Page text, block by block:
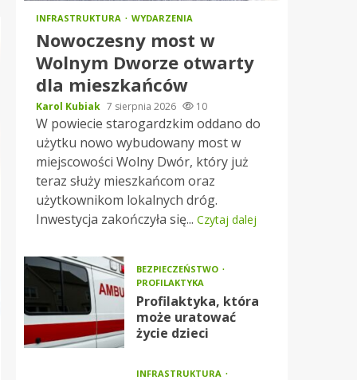
INFRASTRUKTURA WYDARZENIA
Nowoczesny most w
Wolnym Dworze otwarty
dla mieszkańców
Karol Kubiak 7 sierpnia 2026 10
W powiecie starogardzkim oddano do
użytku nowo wybudowany most w
miejscowości Wolny Dwór, który już
teraz służy mieszkańcom oraz
użytkownikom lokalnych dróg.
Inwestycja zakończyła się... Czytaj dalej
BEZPIECZEŃSTWO
PROFILAKTYKA
Profilaktyka, która
może uratować
życie dzieci
INFRASTRUKTURA